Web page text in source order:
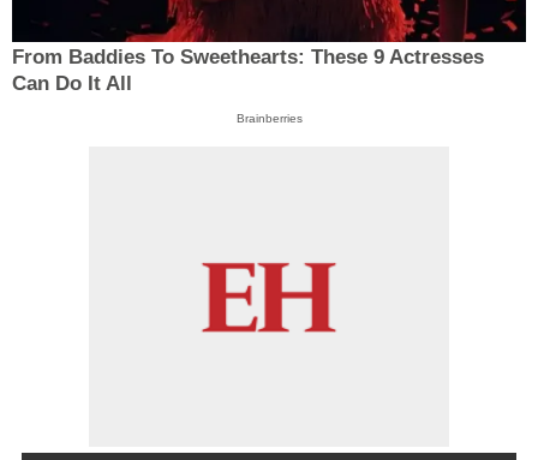
From Baddies To Sweethearts: These 9 Actresses
Can Do It All
Brainberries